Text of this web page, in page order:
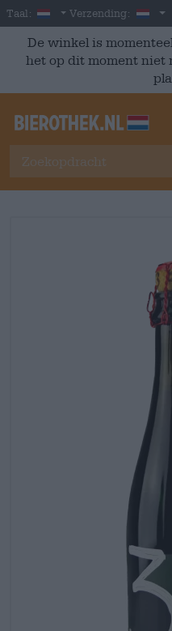
Skip to main content
Taal: Dutch
Verzending:
De winkel is
het op dit moment niet